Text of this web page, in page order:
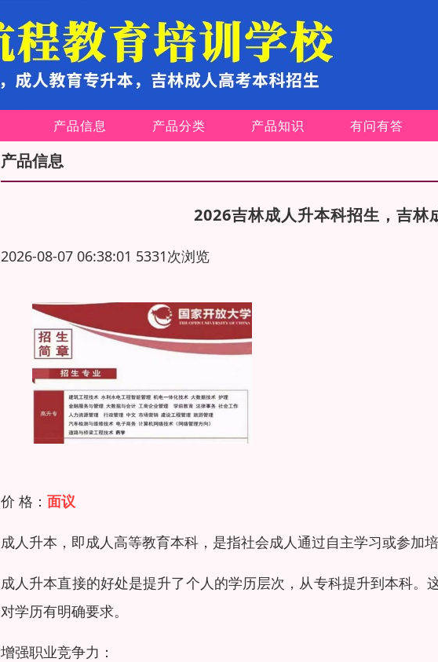
产品信息 产品分类 产品知识 有问有答
产品信息
2026吉林成人升本科招生，吉林
2026-08-07 06:38:01 5331次浏览
价 格： 面议
成人升本，即成人高等教育本科，是指社会成人通过自主学习或参加
成人升本直接的好处是提升了个人的学历层次，从专科提升到本科
对学历有明确要求。
增强职业竞争力：